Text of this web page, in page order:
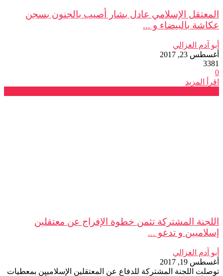
المعتقل الإسلامي عادل بشار أصيب بالجنون بسجن
عكاشة بالبيضاء و ...
أبو آدم الغزالي
أغسطس 23, 2017
3381
0
اقرأ المزيد
اللجنة المشتركة تثمن خطوة الإفراج عن معتقلين
إسلاميين و تدعو ...
أبو آدم الغزالي
أغسطس 19, 2017
توصلت اللجنة المشتركة للدفاع عن المعتقلين الإسلاميين بمعطيات